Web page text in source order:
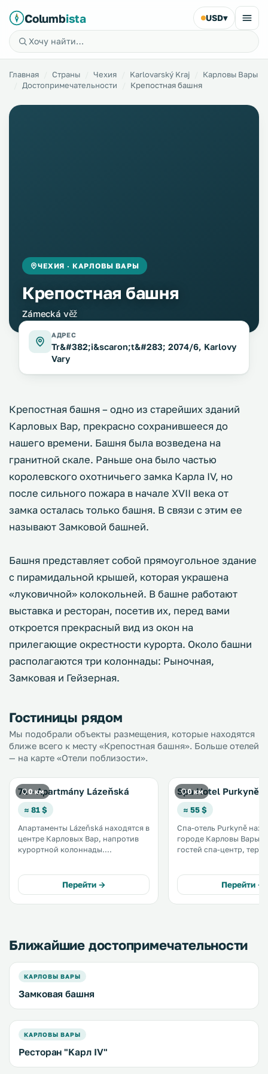
Columbista USD▾
Главная Страны Чехия Karlovarský Kraj
Карловы Вары
Достопримечательности
Крепостная башня
ЧЕХИЯ · КАРЛОВЫ ВАРЫ
Крепостная башня
Zámecká věž
АДРЕС
Tr&#382;i&scaron;t&#283; 2074/6, Karlovy
Vary
Крепостная башня – одно из старейших зданий
Карловых Вар, прекрасно сохранившееся до
нашего времени. Башня была возведена на
гранитной скале. Раньше она было частью
королевского охотничьего замка Карла IV, но
после сильного пожара в начале XVII века от
замка осталась только башня. В связи с этим ее
называют Замковой башней.
Башня представляет собой прямоугольное здание
с пирамидальной крышей, которая украшена
«луковичной» колокольней. В башне работают
выставка и ресторан, посетив их, перед вами
откроется прекрасный вид из окон на
прилегающие окрестности курорта. Около башни
располагаются три колоннады: Рыночная,
Замковая и Гейзерная.
Гостиницы рядом
Мы подобрали объекты размещения, которые находятся
ближе всего к месту «Крепостная башня». Больше отелей
— на карте «Отели поблизости».
0 км
7k - Apartmány Lázeňská
≈ 81 $
Апартаменты Lázeňská находятся в
центре Карловых Вар, напротив
курортной колоннады.
Перейти →
0 км
Spa Hotel Purkyně
≈ 55 $
Спа-отель Purkyně
городе Карловы Вары. К услугам
гостей спа-центр,
экраном и
каналами. Из некоторых из них
открывается вид на
Перейти →
Ближайшие достопримечательности
КАРЛОВЫ ВАРЫ
Замковая башня
КАРЛОВЫ ВАРЫ
Ресторан "Kaрл IV"